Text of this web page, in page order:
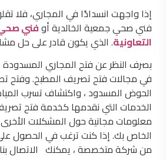
إذا واجهت انسدادًا في المجاري، فلا
فني صحي جمعية الخالدية أوفني صحي
التعاونية. الذي يكون قادر على حل
بصرف النظر عن فتح المجاري المسدودة
في مجالات فتح تصريف المطبخ. وفتح
الحوض المسدود ، واكتشاف تسرب المياه.
الخدمات التي نقدمها كخدمة فتح تصريف
معلومات مجانية حول المشكلات الأخرى
الخاص بك. إذا كنت ترغب في الحصول
من شركة متخصصة ، يمكنك الاتصال بنا.